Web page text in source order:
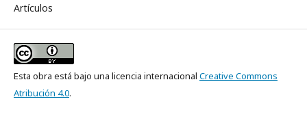
Artículos
Esta obra está bajo una licencia internacional Creative Commons
Atribución 4.0.